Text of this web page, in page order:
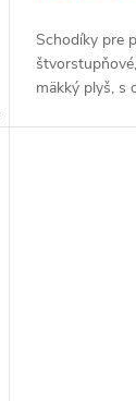
Schodíky pre
mäkký plyš, s